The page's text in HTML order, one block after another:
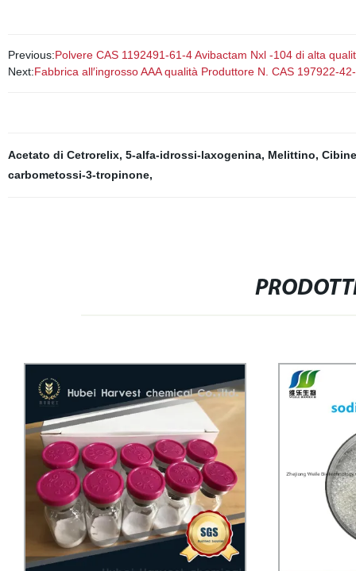
Previous:Polvere CAS 1192491-61-4 Avibactam Nxl -104 di alta
Next:Fabbrica all′ingrosso AAA qualità Produttore N. CAS 197922-
Acetato di Cetrorelix, 5-alfa-idrossi-laxogenina, Melittino,
carbometossi-3-tropinone,